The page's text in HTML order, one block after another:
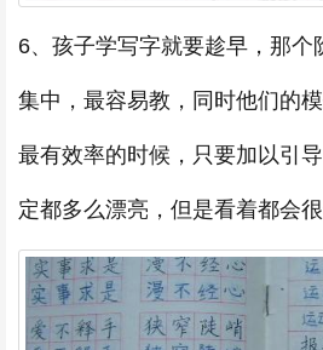
6、孩子学写字就要趁早，那个
集中，最容易教，同时他们的
最有效率的时候，只要加以引
定都多么漂亮，但是看着都会很